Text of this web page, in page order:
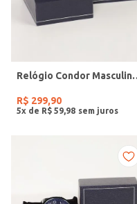
Relógio
R$ 299,90
5x de R$ 59 98